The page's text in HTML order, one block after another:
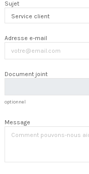
Sujet
Adresse e-mail
Document joint
optionnel
Message